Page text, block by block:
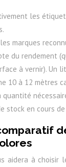
les
marques
du rendement
à vernir). Un
10 à 12 mètres
quantité
stock en cours
aidera à choisir